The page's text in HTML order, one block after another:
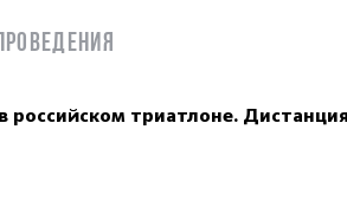
триатлоне.